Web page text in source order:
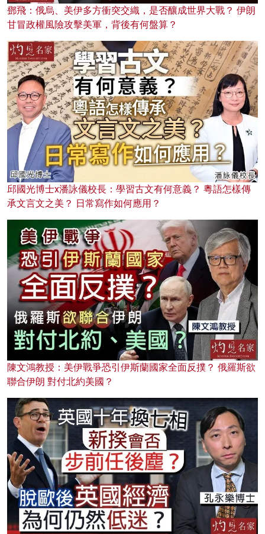
鄧飛：俄烏、美伊多方衝突交織，是否釀成世界大戰？ 伊朗
甘冒政權風險攻擊美軍，背後有何盤算？
邱國光博士x潘詠儀校長：學習古文有何意義？ 粵語怎樣傳
承文言文之美？ 日常寫作如何應用？
陳文鴻教授：美伊戰爭恐引伊斯蘭國家全面反撲？ 俄羅斯欲
聯合伊朗 對付北約美國？